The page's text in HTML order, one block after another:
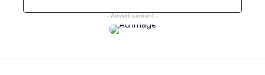
- Advertisement -